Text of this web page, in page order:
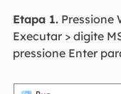
Etapa 1.Pressione
Executar > digite
pressione Enter